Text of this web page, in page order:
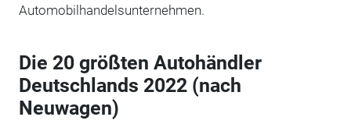
Automobilhandelsunternehmen.
Die 20 größten Autohändler
Deutschlands 2022 (nach
Neuwagen)